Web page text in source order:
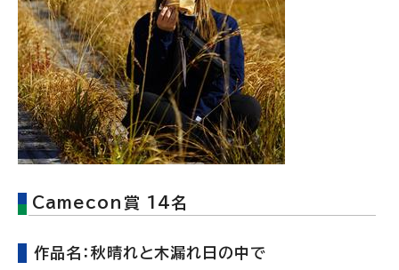
Camecon賞 14名
作品名：秋晴れと木漏れ日の中で